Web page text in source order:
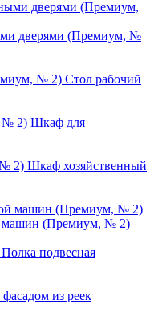
дверями (Премиум, №
Стол рабочий
Шкаф для
Шкаф хозяйственный
машин (Премиум, № 2)
Полка подвесная